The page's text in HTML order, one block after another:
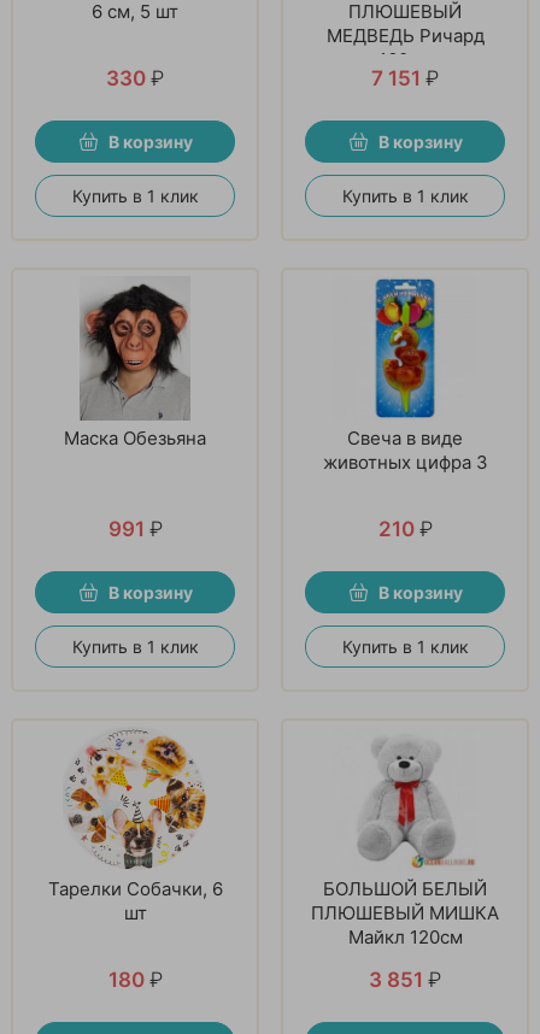
6 см, 5 шт
330 ₽
В корзину
Купить в 1 клик
ПЛЮШЕВЫЙ
МЕДВЕДЬ Ричард
160см
7 151 ₽
В корзину
Купить в 1 клик
Маска Обезьяна
991 ₽
В корзину
Купить в 1 клик
Свеча в виде
животных цифра 3
210 ₽
В корзину
Купить в 1 клик
Тарелки Собачки, 6
шт
180 ₽
БОЛЬШОЙ БЕЛЫЙ
ПЛЮШЕВЫЙ МИШКА
Майкл 120см
3 851 ₽